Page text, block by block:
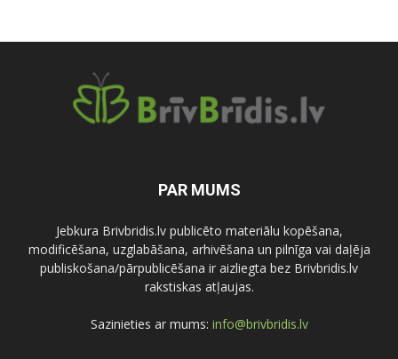
PAR MUMS
Jebkura Brivbridis.lv publicēto materiālu kopēšana,
modificēšana, uzglabāšana, arhivēšana un pilnīga vai daļēja
publiskošana/pārpublicēšana ir aizliegta bez Brivbridis.lv
rakstiskas atļaujas.
Sazinieties ar mums: info@brivbridis.lv